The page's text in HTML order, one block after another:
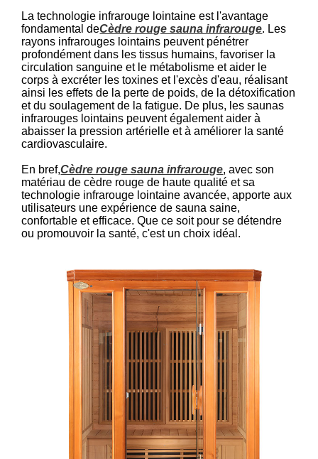
La technologie infrarouge lointaine est l'avantage
fondamental deCèdre rouge sauna infrarouge. Les
rayons infrarouges lointains peuvent pénétrer
profondément dans les tissus humains, favoriser la
circulation sanguine et le métabolisme et aider le
corps à excréter les toxines et l'excès d'eau, réalisant
ainsi les effets de la perte de poids, de la détoxification
et du soulagement de la fatigue. De plus, les saunas
infrarouges lointains peuvent également aider à
abaisser la pression artérielle et à améliorer la santé
cardiovasculaire.
En bref,Cèdre rouge sauna infrarouge, avec son
matériau de cèdre rouge de haute qualité et sa
technologie infrarouge lointaine avancée, apporte aux
utilisateurs une expérience de sauna saine,
confortable et efficace. Que ce soit pour se détendre
ou promouvoir la santé, c'est un choix idéal.